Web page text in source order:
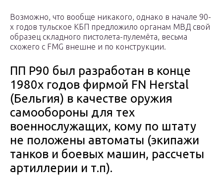
Возможно, что вообще никакого, однако в начале 90-
х годов тульское КБП предложило органам МВД свой
образец складного пистолета-пулемёта, весьма
схожего с FMG внешне и по конструкции.
ПП Р90 был разработан в конце
1980х годов фирмой FN Herstal
(Бельгия) в качестве оружия
самообороны для тех
военнослужащих, кому по штату
не положены автоматы (экипажи
танков и боевых машин, рассчеты
артиллерии и т.п).